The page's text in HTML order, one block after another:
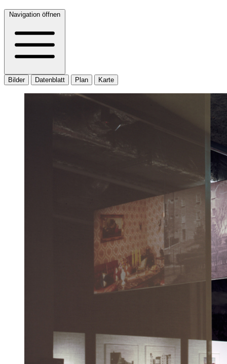
Navigation öffnen
Bilder Datenblatt Plan Karte